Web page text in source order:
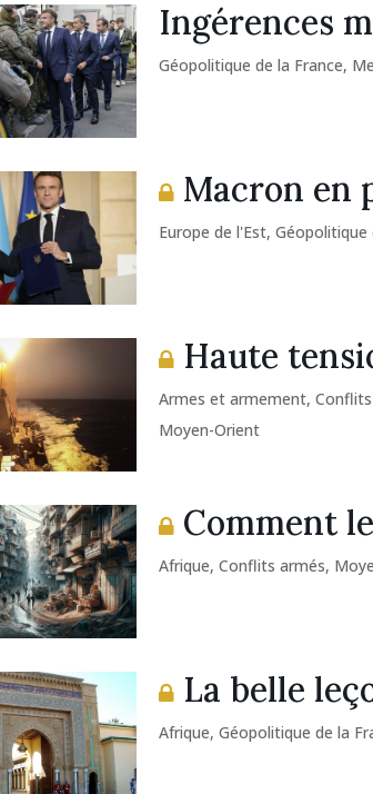
Ingérences
Géopolitique de la France,
Macron en
Europe de l'Est,Géopolitique
Haute
Armes et armement,
Moyen-Orient
Comment
Afrique,Conflits armés,
La belle
Afrique,Géopolitique de la